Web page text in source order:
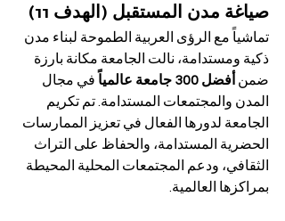
صياغة مدن المستقبل (الهدف 11)
تماشياً مع الرؤى العربية الطموحة لبناء مدن
ذكية ومستدامة، نالت الجامعة مكانة بارزة
ضمن أفضل 300 جامعة عالمياً
في مجال
المدن والمجتمعات المستدامة. تم تكريم
الجامعة لدورها الفعال في تعزيز الممارسات
الحضرية المستدامة، والحفاظ على التراث
الثقافي، ودعم المجتمعات المحلية المحيطة
بمراكزها العالمية.